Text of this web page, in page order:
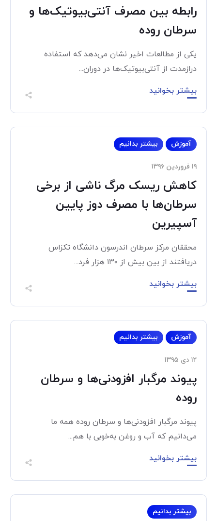
رابطه بین مصرف آنتی‌بیوتیک‌ها و
سرطان روده
یکی از مطالعات اخیر نشان می‌دهد که استفاده
درازمدت از آنتی‌بیوتیک‌ها در دوران...
بیشتر بخوانید
آموزش بیشتر بدانیم
۱۹ فروردین ۱۳۹۶
کاهش ریسک مرگ ناشی از برخی
سرطان‌ها با مصرف دوز پایین
آسپیرین
محققان مرکز سرطان اندرسون دانشگاه تکزاس
دریافتند از بین بیش از ۱۳۰ هزار فرد...
بیشتر بخوانید
آموزش بیشتر بدانیم
۱۲ دی ۱۳۹۵
پیوند مرگبار افزودنی‌ها و سرطان
روده
پیوند مرگبار افزودنی‌ها و سرطان روده همه ما
می‌دانیم که آب و روغن به‌خوبی با هم...
بیشتر بخوانید
بیشتر بدانیم